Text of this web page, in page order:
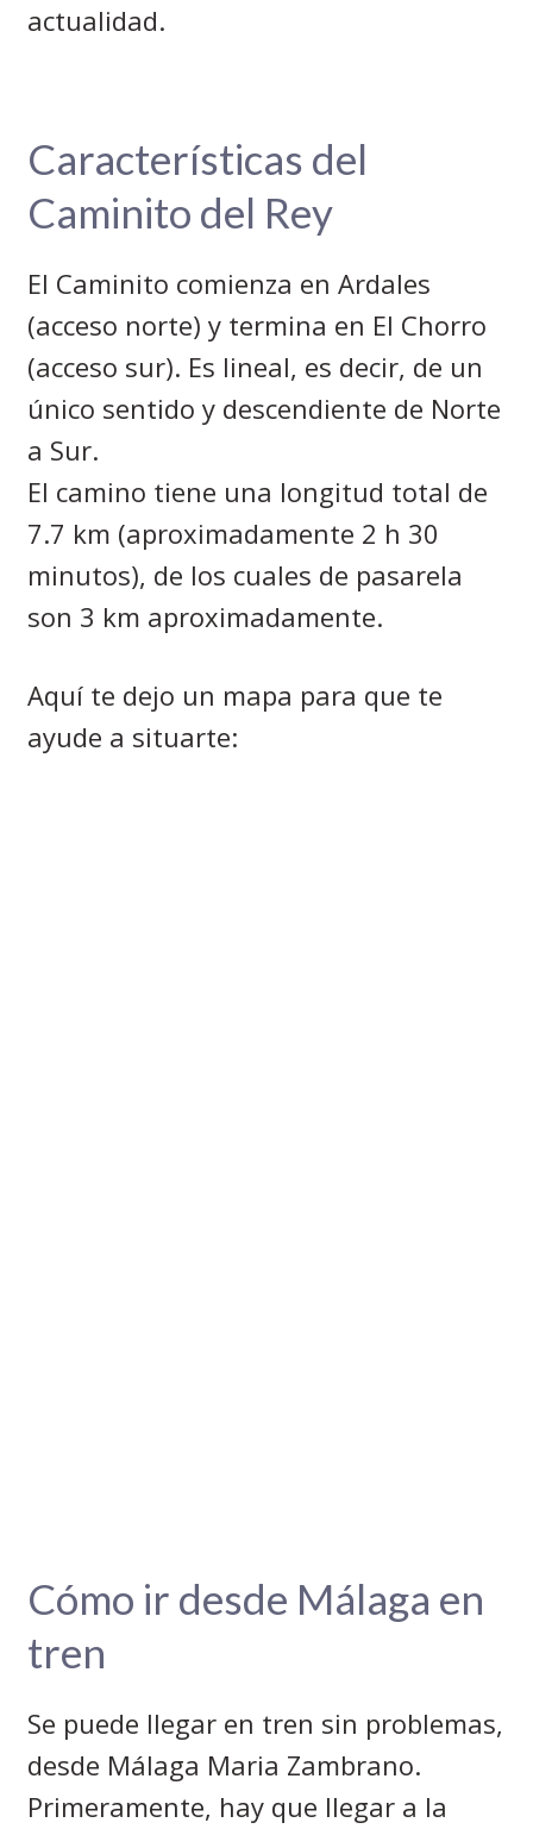
actualidad.
Características del
Caminito del Rey
El Caminito comienza en Ardales
(acceso norte) y termina en El Chorro
(acceso sur). Es lineal, es decir, de un
único sentido y descendiente de Norte
a Sur.
El camino tiene una longitud total de
7.7 km (aproximadamente 2 h 30
minutos), de los cuales de pasarela
son 3 km aproximadamente.
Aquí te dejo un mapa para que te
ayude a situarte:
Cómo ir desde Málaga en
tren
Se puede llegar en tren sin problemas,
desde Málaga Maria Zambrano.
Primeramente, hay que llegar a la